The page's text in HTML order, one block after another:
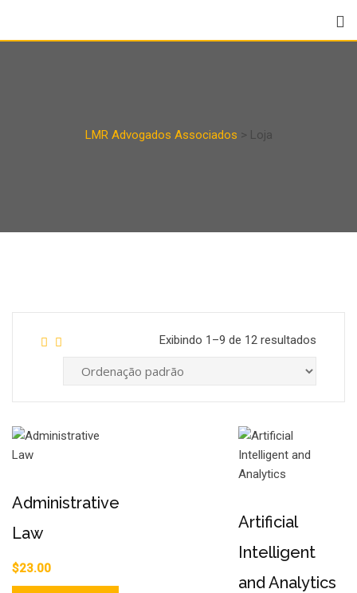
LMR Advogados Associados > Loja
Exibindo 1–9 de 12 resultados
Administrative
Law
$23.00
Artificial
Intelligent
and Analytics